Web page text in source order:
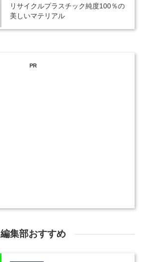
リサイクルプラスチック純度100％の
美しいマテリアル
PR
編集部おすすめ